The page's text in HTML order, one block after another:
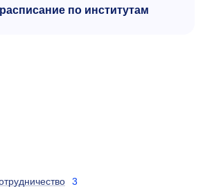
по институтам
3